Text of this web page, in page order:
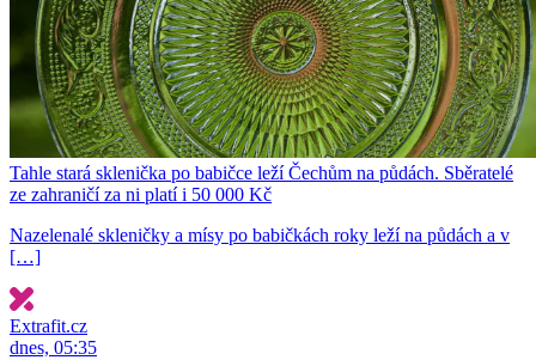
Tahle stará sklenička po babičce leží Čechům na půdách. Sběratelé
ze zahraničí za ni platí i 50 000 Kč
Nazelenalé skleničky a mísy po babičkách roky leží na půdách a v
[…]
Extrafit.cz
dnes, 05:35